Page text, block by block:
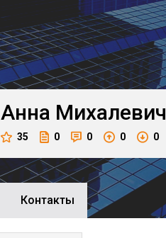
Анна Михалевич
35 0 0 0 0
Контакты